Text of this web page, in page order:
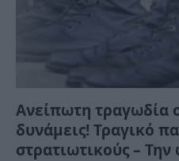
Ανείπωτη τραγωδία
δυνάμεις! Τραγικό
στρατιωτικούς –